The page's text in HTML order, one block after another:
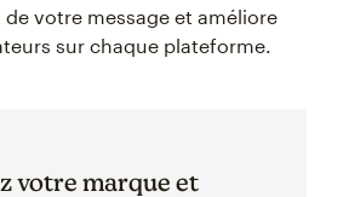
votre message et améliore
sur chaque plateforme.
votre marque et